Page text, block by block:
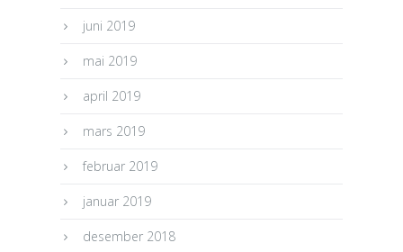
juni 2019
mai 2019
april 2019
mars 2019
februar 2019
januar 2019
desember 2018